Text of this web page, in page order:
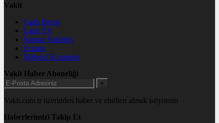
Vakit
Canlı Borsa
Canlı TV
Namaz Vakitleri
Eczane
Nöbetçi Eczaneler
Vakit Haber Aboneliği
+
Vakit.com.tr üzerinden haber ve ebülten almak istiyorum
Haberlerimizi Takip Et